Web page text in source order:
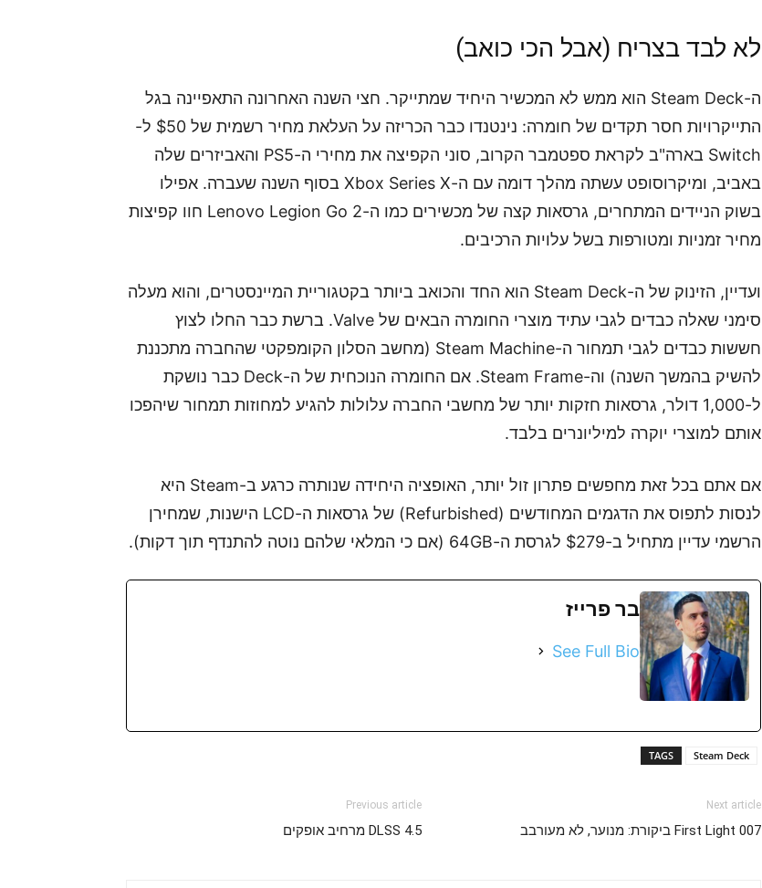
לא לבד בצריח (אבל הכי כואב)
ה-Steam Deck הוא ממש לא המכשיר היחיד שמתייקר. חצי השנה האחרונה התאפיינה בגל
התייקרויות חסר תקדים של חומרה: נינטנדו כבר הכריזה על העלאת מחיר רשמית של $50 ל-
Switch בארה"ב לקראת ספטמבר הקרוב, סוני הקפיצה את מחירי ה-PS5 והאביזרים שלה
באביב, ומיקרוסופט עשתה מהלך דומה עם ה-Xbox Series X בסוף השנה שעברה. אפילו
בשוק הניידים המתחרים, גרסאות קצה של מכשירים כמו ה-Lenovo Legion Go 2 חוו קפיצות
מחיר זמניות ומטורפות בשל עלויות הרכיבים.
ועדיין, הזינוק של ה-Steam Deck הוא החד והכואב ביותר בקטגוריית המיינסטרים, והוא מעלה
סימני שאלה כבדים לגבי עתיד מוצרי החומרה הבאים של Valve. ברשת כבר החלו לצוץ
חששות כבדים לגבי תמחור ה-Steam Machine (מחשב הסלון הקומפקטי שהחברה מתכננת
להשיק בהמשך השנה) וה-Steam Frame. אם החומרה הנוכחית של ה-Deck כבר נושקת
ל-1,000 דולר, גרסאות חזקות יותר של מחשבי החברה עלולות להגיע למחוזות תמחור שיהפכו
אותם למוצרי יוקרה למיליונרים בלבד.
אם אתם בכל זאת מחפשים פתרון זול יותר, האופציה היחידה שנותרה כרגע ב-Steam היא
לנסות לתפוס את הדגמים המחודשים (Refurbished) של גרסאות ה-LCD הישנות, שמחירן
הרשמי עדיין מתחיל ב-$279 לגרסת ה-64GB (אם כי המלאי שלהם נוטה להתנדף תוך דקות).
בר פרייז
See Full Bio
TAGS Steam Deck
Previous article
DLSS 4.5 מרחיב אופקים
Next article
007 First Light ביקורת: מנוער, לא מעורבב